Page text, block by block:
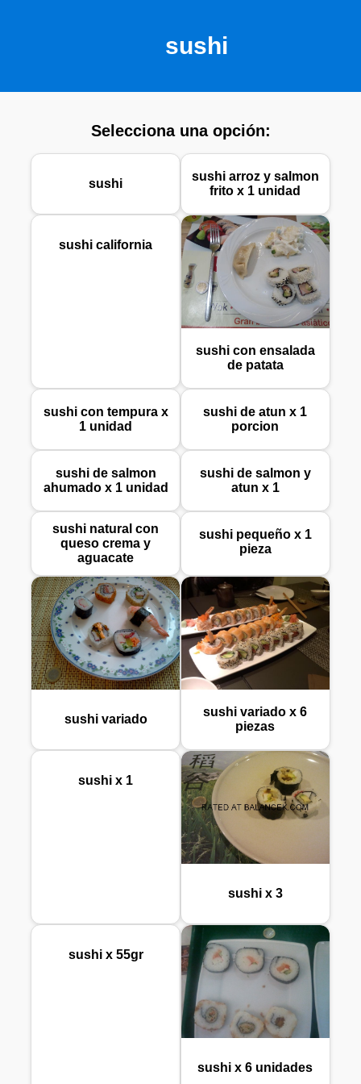
sushi
Selecciona una opción:
sushi
sushi arroz y salmon
frito x 1 unidad
sushi california
sushi con ensalada
de patata
sushi con tempura x
1 unidad
sushi de atun x 1
porcion
sushi de salmon
ahumado x 1 unidad
sushi de salmon y
atun x 1
sushi natural con
queso crema y
aguacate
sushi pequeño x 1
pieza
sushi variado
sushi variado x 6
piezas
sushi x 1
sushi x 3
sushi x 55gr
sushi x 6 unidades